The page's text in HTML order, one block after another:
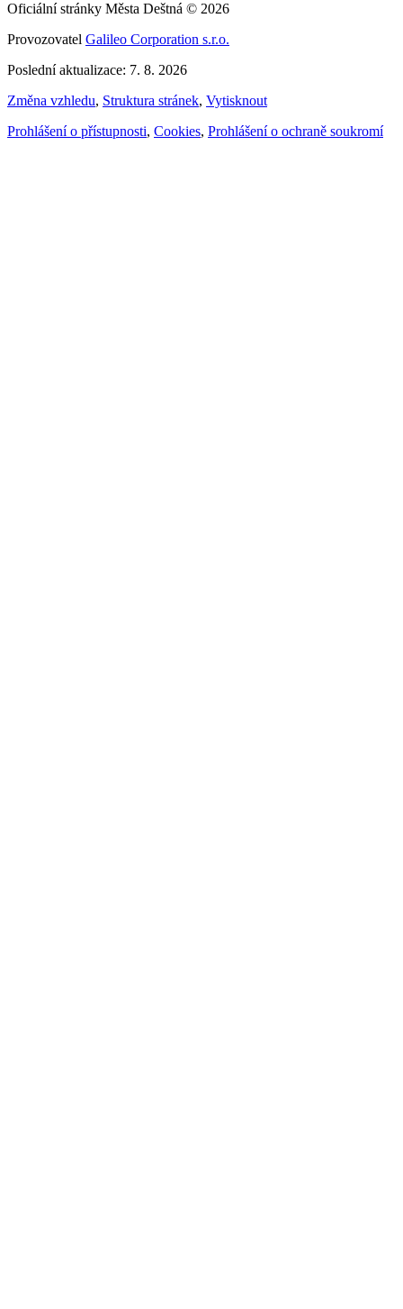
Oficiální stránky Města Deštná © 2026
Provozovatel Galileo Corporation s.r.o.
Poslední aktualizace: 7. 8. 2026
Změna vzhledu, Struktura stránek, Vytisknout
Prohlášení o přístupnosti, Cookies, Prohlášení o ochraně soukromí